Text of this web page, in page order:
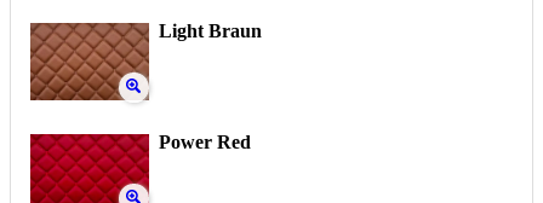
Light Braun
Power Red